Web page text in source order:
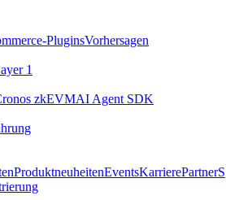
PluginsVorhersagen
1
zkEVMAI Agent SDK
ProduktneuheitenEventsKarrierePartnerS